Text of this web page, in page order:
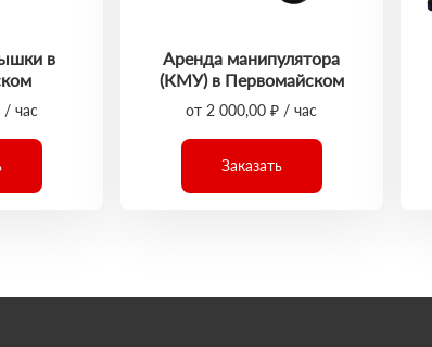
в
/ час
Аренда манипулятора
(КМУ) в Первомайском
от 2 000,00 ₽ / час
Заказать